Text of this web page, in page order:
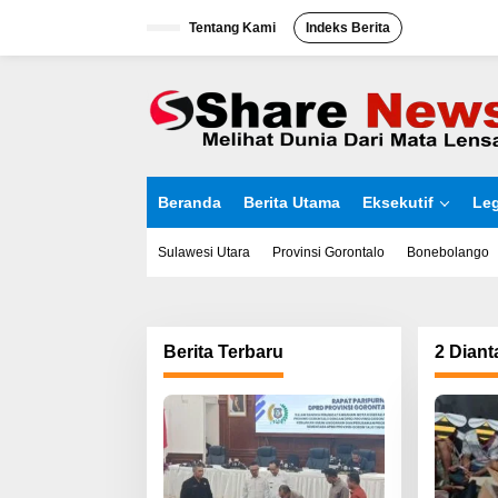
Tentang Kami Indeks Berita
Beranda Berita Utama Eksekutif
Sulawesi Utara Provinsi Gorontalo Bonebolango
Berita Terbaru 2